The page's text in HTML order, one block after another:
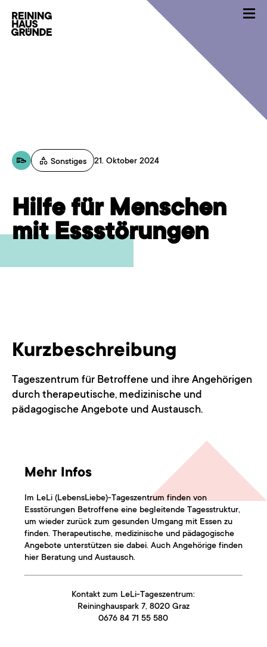
Sonstiges 21. Oktober 2024
Hilfe für Menschen
mit Essstörungen
Kurzbeschreibung
Tageszentrum für Betroffene und ihre Angehörigen
durch therapeutische, medizinische und
pädagogische Angebote und Austausch.
Mehr Infos
Im LeLi (LebensLiebe)-Tageszentrum finden von
Essstörungen Betroffene eine begleitende Tagesstruktur,
um wieder zurück zum gesunden Umgang mit Essen zu
finden. Therapeutische, medizinische und pädagogische
Angebote unterstützen sie dabei. Auch Angehörige finden
hier Beratung und Austausch.
Kontakt zum LeLi-Tageszentrum:
Reininghauspark 7, 8020 Graz
0676 84 71 55 580